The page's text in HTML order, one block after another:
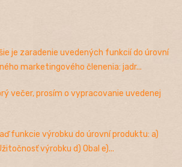
je zaradenie uvedených funkcií do úrovní
marketingového členenia: jadr...
večer, prosím o vypracovanie uvedenej
funkcie výrobku do úrovní produktu: a)
výrobku d) Obal e)...